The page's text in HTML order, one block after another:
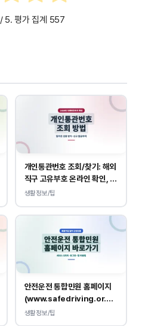
/ 5. 평가 집계 557
개인통관번호 조회/찾기: 해외
직구 고유부호 온라인 확인, 발
급 방법
생활정보/팁
안전운전 통합민원 홈페이지
(www.safedriving.or.kr)
바로가기, 운전면허 민원 사이
생활정보/팁